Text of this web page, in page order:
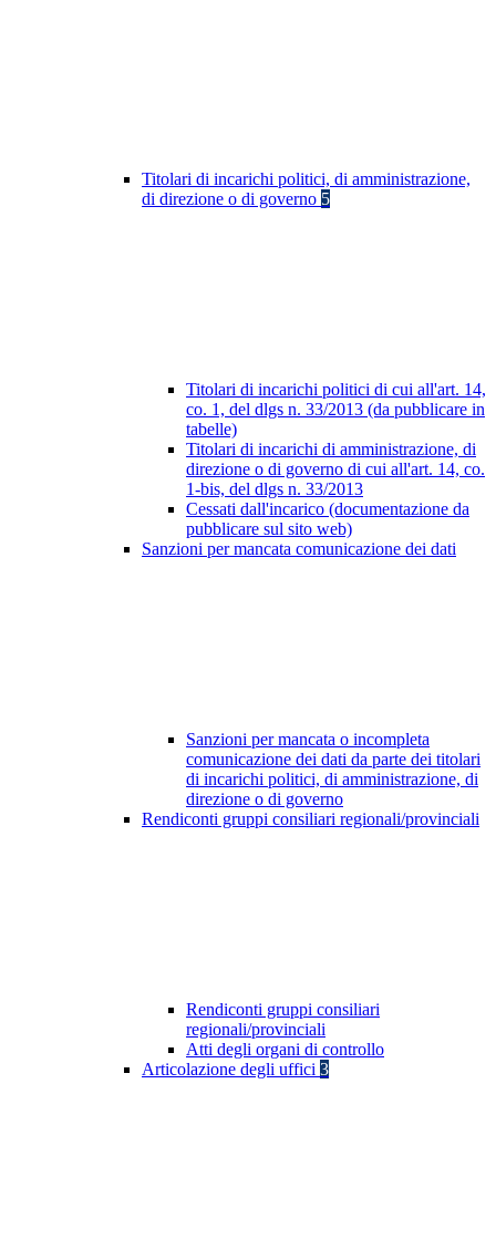
Titolari di incarichi politici, di amministrazione,
di direzione o di governo 5
Titolari di incarichi politici di cui all'art. 14,
co. 1, del dlgs n. 33/2013 (da pubblicare in
tabelle)
Titolari di incarichi di amministrazione, di
direzione o di governo di cui all'art. 14, co.
1-bis, del dlgs n. 33/2013
Cessati dall'incarico (documentazione da
pubblicare sul sito web)
Sanzioni per mancata comunicazione dei dati
Sanzioni per mancata o incompleta
comunicazione dei dati da parte dei titolari
di incarichi politici, di amministrazione, di
direzione o di governo
Rendiconti gruppi consiliari regionali/provinciali
Rendiconti gruppi consiliari
regionali/provinciali
Atti degli organi di controllo
Articolazione degli uffici 3